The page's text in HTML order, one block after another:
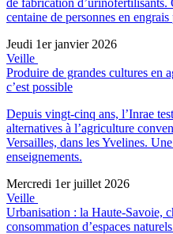
centaine de personnes en
Jeudi 1er janvier 2026
Veille
Produire de grandes cultures en
c’est possible
Depuis vingt-cinq ans, l’Inrae
alternatives à l’agriculture
Versailles, dans les Yvelines.
enseignements.
Mercredi 1er juillet 2026
Veille
Urbanisation : la Haute-Savoie,
consommation d’espaces